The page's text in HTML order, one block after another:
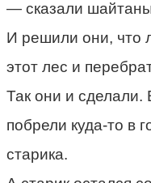
— сказали
И решили они, что
этот лес и
Так они и сделали.
побрели куда-то в
старика.